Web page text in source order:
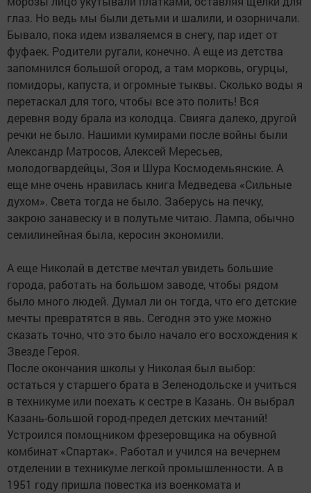
глаз. Но ведь мы были детьми и шалили, и озорничали.
Бывало, пока идем изваляемся в снегу, пар идет от
фуфаек. Родители ругали, конечно. А еще из детства
запомнился большой огород, а там морковь, огурцы,
помидоры, капуста, и огромные тыквы. Сколько воды я
перетаскал для того, чтобы все это полить! Вся
деревня воду брала из колодца. Свияга далеко, другой
речки не было. Нашими кумирами после войны были
Александр Матросов, Алексей Мересьев,
молодогвардейцы, Зоя и Шура Космодемьянские. А
еще мне очень нравилась книга Медведева «Сильные
духом». Света тогда не было. Заберусь на печку,
закрою занавеску и в полутьме читаю. Лампа, обычно
семилинейная была, керосин экономили.
А еще Николай в детстве мечтал увидеть большие
города, работать на большом заводе, чтобы рядом
было много людей. Думал ли он тогда, что его детские
мечты превратятся в явь. Сегодня это уже можно
сказать точно, что это было начало его восхождения к
Звезде Героя.
После окончания школы у Николая был выбор:
остаться у старшего брата в Зеленодольске и учиться
в техникуме или поехать к сестре в Казань. Он выбрал
Казань-большой город-предел детских мечтаний!
Устроился помощником фрезеровщика на обувной
комбинат «Спартак». Работал и учился на вечернем
отделении в техникуме легкой промышленности. А в
1951 году пришла повестка из военкомата и